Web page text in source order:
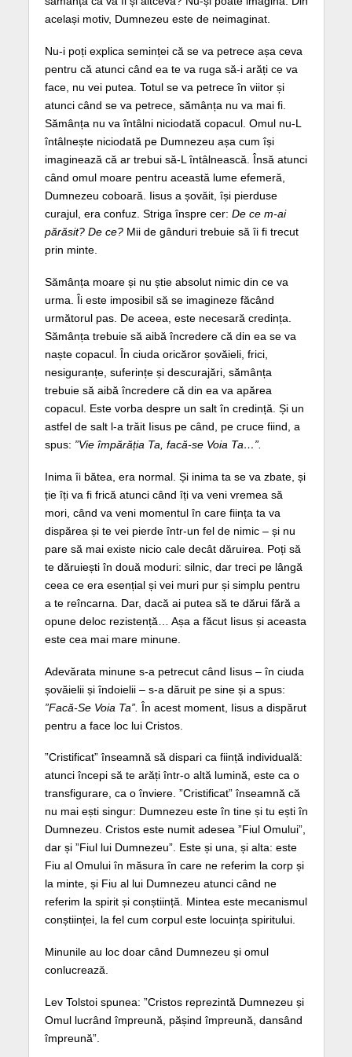
același motiv, Dumnezeu este de neimaginat.
Nu-i poți explica seminței că se va petrece așa ceva
pentru că atunci când ea te va ruga să-i arăți ce va
face, nu vei putea. Totul se va petrece în viitor și
atunci când se va petrece, sămânța nu va mai fi.
Sămânța nu va întâlni niciodată copacul. Omul nu-L
întâlnește niciodată pe Dumnezeu așa cum își
imaginează că ar trebui să-L întâlnească. Însă atunci
când omul moare pentru această lume efemeră,
Dumnezeu coboară. Iisus a șovăit, își pierduse
curajul, era confuz. Striga înspre cer: De ce m-ai
părăsit? De ce? Mii de gânduri trebuie să îi fi trecut
prin minte.
Sămânța moare și nu știe absolut nimic din ce va
urma. Îi este imposibil să se imagineze făcând
următorul pas. De aceea, este necesară credința.
Sămânța trebuie să aibă încredere că din ea se va
naște copacul. În ciuda oricăror șovăieli, frici,
nesiguranțe, suferințe și descurajări, sămânța
trebuie să aibă încredere că din ea va apărea
copacul. Este vorba despre un salt în credință. Și un
astfel de salt l-a trăit Iisus pe când, pe cruce fiind, a
spus: ”Vie împărăția Ta, facă-se Voia Ta…”.
Inima îi bătea, era normal. Și inima ta se va zbate, și
ție îți va fi frică atunci când îți va veni vremea să
mori, când va veni momentul în care ființa ta va
dispărea și te vei pierde într-un fel de nimic – și nu
pare să mai existe nicio cale decât dăruirea. Poți să
te dăruiești în două moduri: silnic, dar treci pe lângă
ceea ce era esențial și vei muri pur și simplu pentru
a te reîncarna. Dar, dacă ai putea să te dărui fără a
opune deloc rezistență… Așa a făcut Iisus și aceasta
este cea mai mare minune.
Adevărata minune s-a petrecut când Iisus – în ciuda
șovăielii și îndoielii – s-a dăruit pe sine și a spus:
”Facă-Se Voia Ta”. În acest moment, Iisus a dispărut
pentru a face loc lui Cristos.
”Cristificat” înseamnă să dispari ca ființă individuală:
atunci începi să te arăți într-o altă lumină, este ca o
transfigurare, ca o înviere. ”Cristificat” înseamnă că
nu mai ești singur: Dumnezeu este în tine și tu ești în
Dumnezeu. Cristos este numit adesea ”Fiul Omului”,
dar și ”Fiul lui Dumnezeu”. Este și una, și alta: este
Fiu al Omului în măsura în care ne referim la corp și
la minte, și Fiu al lui Dumnezeu atunci când ne
referim la spirit și conștiință. Mintea este mecanismul
conștiinței, la fel cum corpul este locuința spiritului.
Minunile au loc doar când Dumnezeu și omul
conlucrează.
Lev Tolstoi spunea: ”Cristos reprezintă Dumnezeu și
Omul lucrând împreună, pășind împreună, dansând
împreună”.